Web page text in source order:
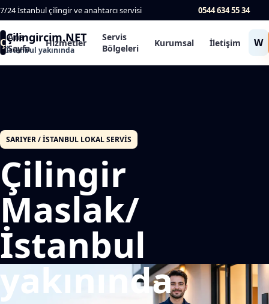
7/24 İstanbul çilingir ve anahtarcı servisi 0544 634 55 34
ÇÇilingircim.NET
İstanbul yakınında
Ana
Sayfa
Hizmetler
Servis
Bölgeleri
Kurumsal İletişim W
SARIYER / İSTANBUL LOKAL SERVIS
Çilingir
Maslak/
İstanbul
yakınında